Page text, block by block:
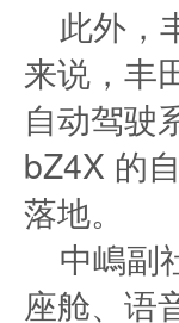
此外，
来说，丰
自动驾驶
bZ4X 的
落地。
中嶋副
座舱、语